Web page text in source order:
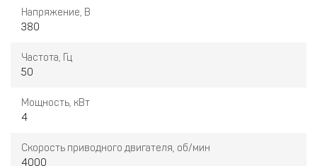
Напряжение, В
380
Частота, Гц
50
Мощность, кВт
4
Скорость приводного двигателя, об/мин
4000